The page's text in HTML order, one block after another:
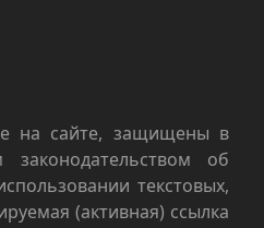
на сайте, защищены в
об
текстовых,
(активная) ссылка